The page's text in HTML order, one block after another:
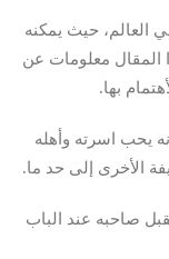
العالم، حيث يمكنه
المقال معلومات عن
بها.
يحب اسرته وأهله
الأخرى إلى حد ما.
صاحبه عند الباب